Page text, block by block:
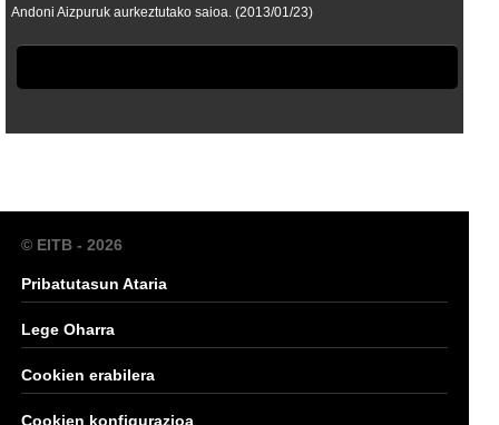
Andoni Aizpuruk aurkeztutako saioa. (2013/01/23)
© EITB - 2026
Pribatutasun Ataria
Lege Oharra
Cookien erabilera
Cookien konfigurazioa